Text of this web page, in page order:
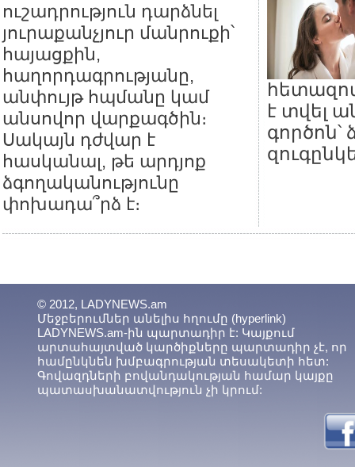
ուշադրություն դարձնել
յուրաքանչյուր մանրուքի՝
հայացքին,
հաղորդագրությանը,
անփույթ հպմանը կամ
անսովոր վարքագծին։
Սակայն դժվար է
հասկանալ, թե արդյոք
ձգողականությունը
փոխադա՞րձ է։
է տվել
© 2012, LADYNEWS.am
Մեջբերումներ անելիս հղումը (hyperlink)
LADYNEWS.am-ին պարտադիր է: Կայքում
արտահայտված կարծիքները պարտադիր չէ, որ
համընկնեն խմբագրության տեսակետի հետ:
Գովազդների բովանդակության համար կայքը
պատասխանատվություն չի կրում: